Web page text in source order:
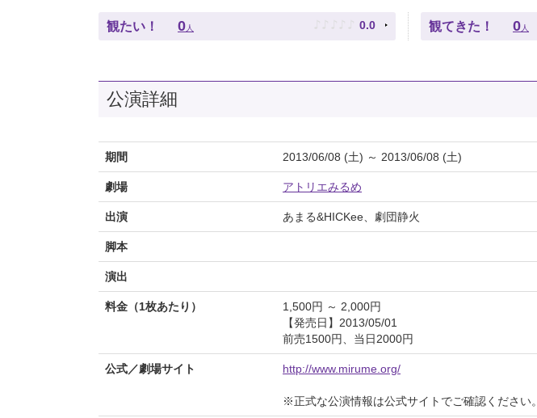
観たい！ 0人 ♪ ♪ ♪ ♪ ♪ 0.0 観てきた！ 0人
公演詳細
期間 2013/06/08 (土) ～ 2013/06/08 (土)
劇場 アトリエみるめ
出演 あまる&HICKee、劇団静火
脚本
演出
料金（1枚あたり）
1,500円 ～ 2,000円
【発売日】2013/05/01
前売1500円、当日2000円
公式／劇場サイト http://www.mirume.org/
※正式な公演情報は公式サイトでご確認ください。